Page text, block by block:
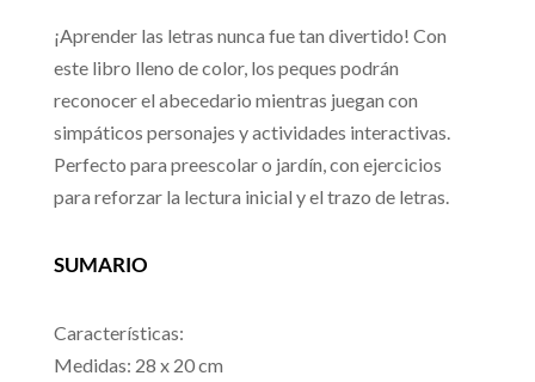
¡Aprender las letras nunca fue tan divertido! Con
este libro lleno de color, los peques podrán
reconocer el abecedario mientras juegan con
simpáticos personajes y actividades interactivas.
Perfecto para preescolar o jardín, con ejercicios
para reforzar la lectura inicial y el trazo de letras.
SUMARIO
Características:
Medidas: 28 x 20 cm